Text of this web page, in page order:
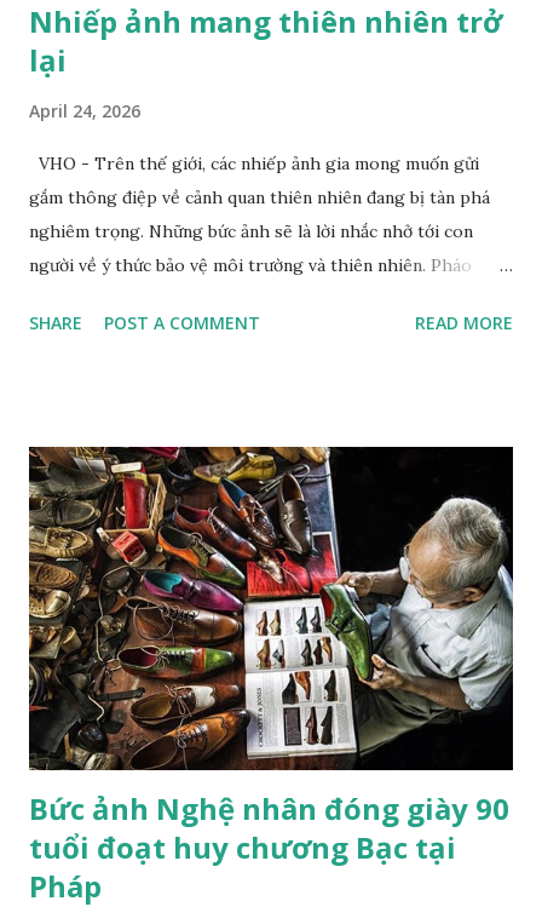
Nhiếp ảnh mang thiên nhiên trở
lại
April 24, 2026
VHO - Trên thế giới, các nhiếp ảnh gia mong muốn gửi
gắm thông điệp về cảnh quan thiên nhiên đang bị tàn phá
nghiêm trọng. Những bức ảnh sẽ là lời nhắc nhở tới con
người về ý thức bảo vệ môi trường và thiên nhiên. Pháo
Dolomites. Ảnh: Zed Nelson/Institute Khi nhiếp ảnh gia
pastel. Nhiếp ảnh gia đến từ London này không nói "hoàn
hảo" theo nghĩa "được vẽ một cách điêu luyện"; mà là ẩn dụ
hoàn hảo cho mối quan hệ lý tưởng giữa con người và thiên
nhiên. Bức tranh gợi nhớ đến một tác phẩm nghệ thuật
khác: Chú hổ con đang chơi đùa với mẹ. Đây là tác phẩm của
họa sĩ trường phái lãng mạn người Pháp Eugene Delacroix,
người đã sử dụng một chú hổ nuôi nhốt tại sở thú và chú
mèo cưng của mình làm mẫu. "Trường phái lãng mạn trong
hội h...
SHARE POST A COMMENT READ MORE
Bức ảnh Nghệ nhân đóng giày 90
tuổi đoạt huy chương Bạc tại
Pháp